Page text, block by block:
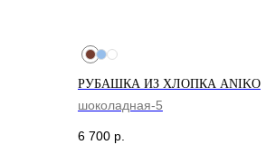
РУБАШКА ИЗ ХЛОПКА ANIKO
шоколадная-5
6 700 р.
ДОСТАВКА